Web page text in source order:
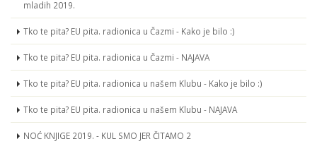
mladih 2019.
Tko te pita? EU pita. radionica u Čazmi - Kako je bilo :)
Tko te pita? EU pita. radionica u Čazmi - NAJAVA
Tko te pita? EU pita. radionica u našem Klubu - Kako je bilo :)
Tko te pita? EU pita. radionica u našem Klubu - NAJAVA
NOĆ KNJIGE 2019. - KUL SMO JER ČITAMO 2